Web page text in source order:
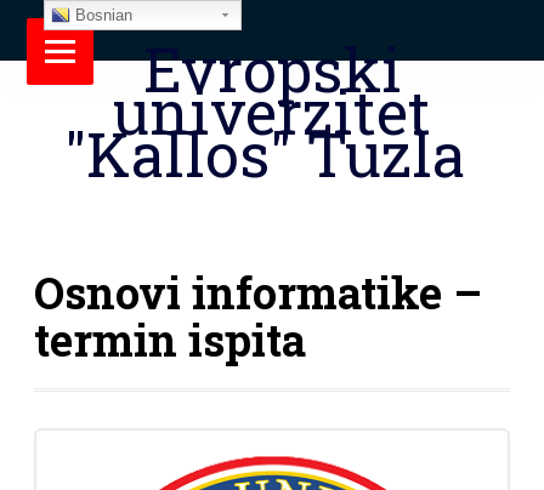
Evropski
univerzitet
"Kallos" Tuzla
Osnovi informatike –
termin ispita
Bosnian